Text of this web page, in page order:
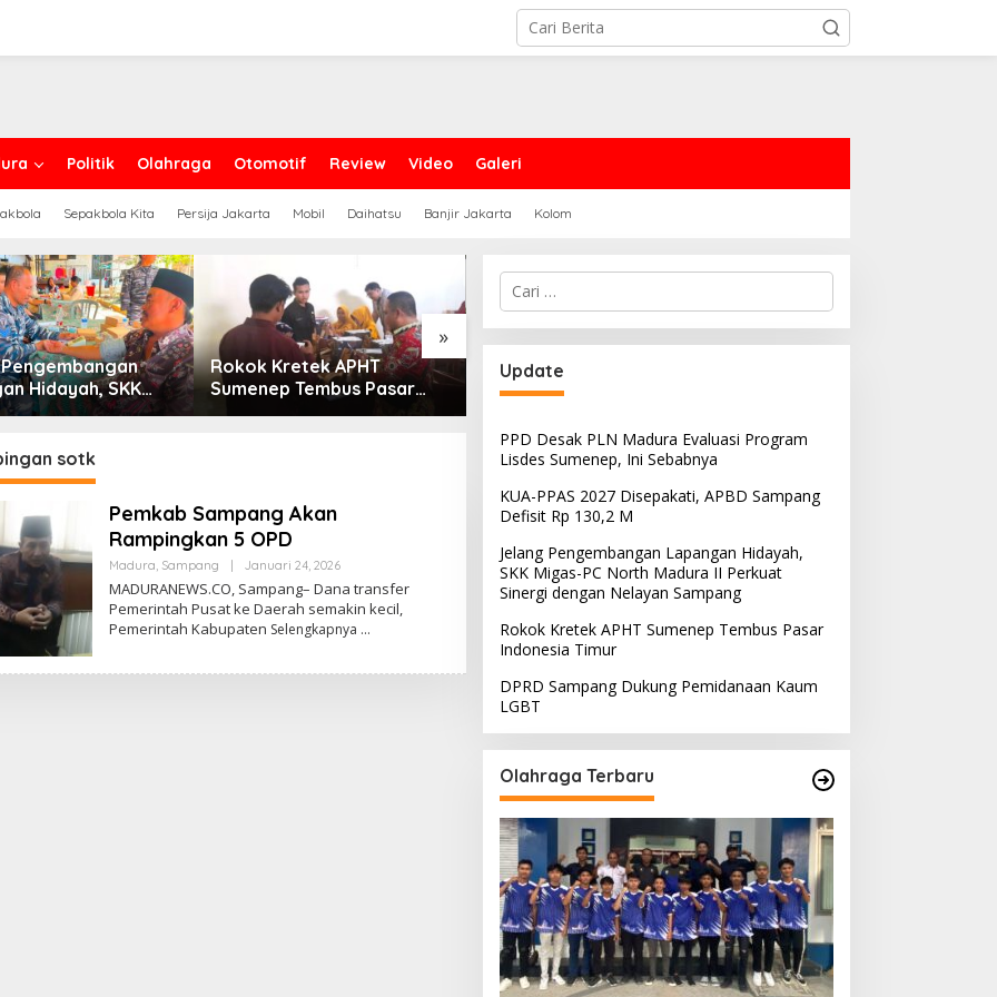
Politik Olahraga Otomotif Review Video Galeri
Sepakbola Kita Persija Jakarta Mobil Daihatsu Banjir Jakarta Kolom
»
Hidayah, SKK
North Madura II
Sampang
Rokok Kretek APHT
Sumenep Tembus Pasar
Indonesia Timur
DPRD Sampang Dukung
Pemidanaan Kaum LGBT
sotk
Pemkab Sampang Akan
Rampingkan 5 OPD
Madura, Sampang Januari 24, 2026Oleh
MADURANEWS.CO, Sampang– Dana transfer
Pemerintah Pusat ke Daerah semakin kecil,
Pemerintah Kabupaten Selengkapnya
Cari
untuk:
Update
PPD Desak PLN Madura Evaluasi Program
Lisdes Sumenep, Ini Sebabnya
KUA-PPAS 2027 Disepakati, APBD Sampang
Defisit Rp 130,2 M
Jelang Pengembangan Lapangan Hidayah,
SKK Migas-PC North Madura II Perkuat
Sinergi dengan Nelayan Sampang
Rokok Kretek APHT Sumenep Tembus Pasar
Indonesia Timur
DPRD Sampang Dukung Pemidanaan Kaum
LGBT
Olahraga Terbaru